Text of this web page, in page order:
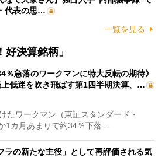
代表の思…
一覧を見る
決算銘柄」
％急落のワークマンに特大反転の期待》
低迷を吹き飛ばす第1四半期決算、…
ワークマン（東証スタンダード・
1カ月あまりで約34％下落…
ラの新たな主役」として再評価される気